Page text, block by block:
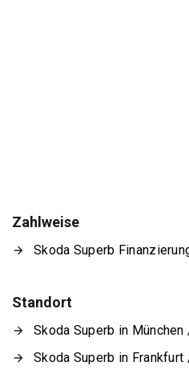
Zahlweise
Skoda Superb
Standort
Skoda Superb in München
Skoda Superb in Frankfurt